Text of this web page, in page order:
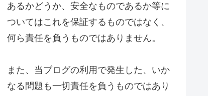
あるかどうか、安全なものであるか等に
ついてはこれを保証するものではなく、
何ら責任を負うものではありません。
また、当ブログの利用で発生した、いか
なる問題も一切責任を負うものではあり